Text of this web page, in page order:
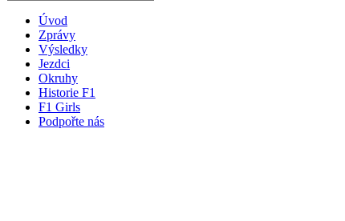
Úvod
Zprávy
Výsledky
Jezdci
Okruhy
Historie F1
F1 Girls
Podpořte nás